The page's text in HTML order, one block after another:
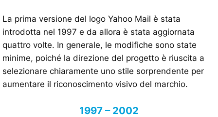
La prima versione del logo Yahoo Mail è stata
introdotta nel 1997 e da allora è stata aggiornata
quattro volte. In generale, le modifiche sono state
minime, poiché la direzione del progetto è riuscita a
selezionare chiaramente uno stile sorprendente per
aumentare il riconoscimento visivo del marchio.
1997 – 2002